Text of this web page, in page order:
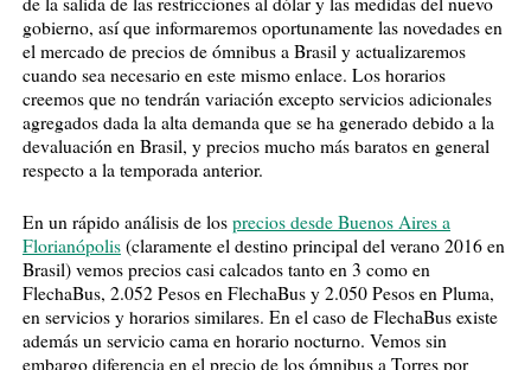
gobierno, así que informaremos oportunamente las novedades en
el mercado de precios de ómnibus a Brasil y actualizaremos
cuando sea necesario en este mismo enlace. Los horarios
creemos que no tendrán variación excepto servicios adicionales
agregados dada la alta demanda que se ha generado debido a la
devaluación en Brasil, y precios mucho más baratos en general
respecto a la temporada anterior.
En un rápido análisis de los precios desde Buenos Aires a
Florianópolis(claramente el destino principal del verano 2016 en
Brasil) vemos precios casi calcados tanto en 3 como en
FlechaBus, 2.052 Pesos en FlechaBus y 2.050 Pesos en Pluma,
en servicios y horarios similares. En el caso de FlechaBus existe
además un servicio cama en horario nocturno. Vemos sin
embargo diferencia en el precio de los ómnibus a Torres por